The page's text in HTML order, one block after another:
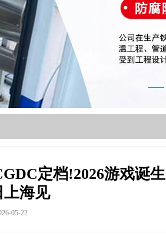
定档!2026游戏诞生
上海见
05-22